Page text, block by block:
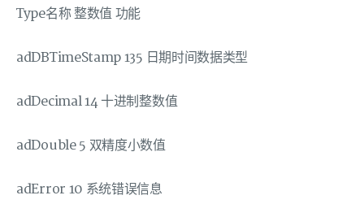
Type名称 整数值 功能
adDBTimeStamp 135 日期时间数据类型
adDecimal 14 十进制整数值
adDouble 5 双精度小数值
adError 10 系统错误信息